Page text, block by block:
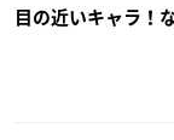
目の近いキャラ！